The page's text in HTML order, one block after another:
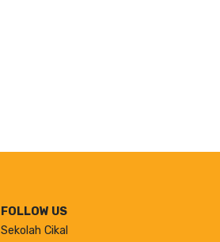
FOLLOW US
Sekolah Cikal